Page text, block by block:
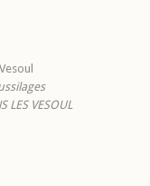
LES VESOUL